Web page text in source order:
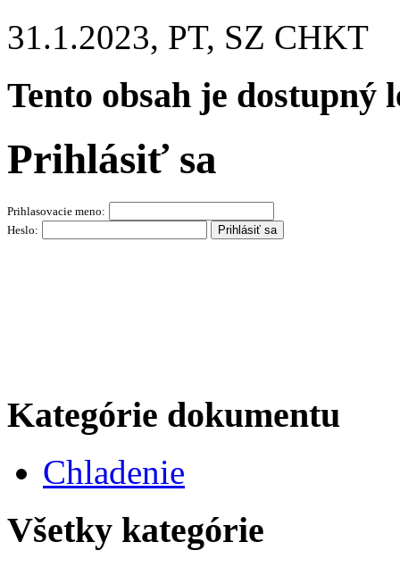
31.1.2023, PT, SZ CHKT
Tento obsah je dostupný
Prihlásiť sa
Prihlasovacie meno:
Heslo:
Kategórie dokumentu
Chladenie
Všetky kategórie